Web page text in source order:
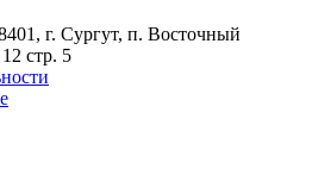
г. Сургут, п. Восточный
стр. 5